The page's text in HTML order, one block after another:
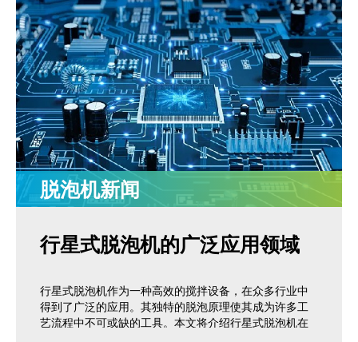
脱泡机新闻
行星式脱泡机的广泛应用领域
行星式脱泡机作为一种高效的搅拌设备，在众多行业中
得到了广泛的应用。其独特的脱泡原理使其成为许多工
艺流程中不可或缺的工具。本文将介绍行星式脱泡机在